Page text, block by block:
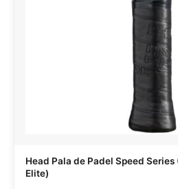
Head Pala de Padel Speed Series
Elite)